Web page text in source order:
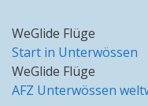
WeGlide Flüge
Start in Unterwössen
WeGlide Flüge
AFZ Unterwössen